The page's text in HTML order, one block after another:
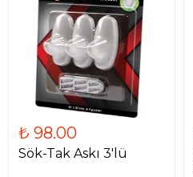
₺ 98.00
Sök-Tak Askı 3'lü